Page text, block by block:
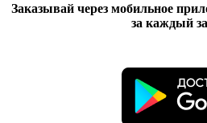
Заказывай через мобильное
за каждый